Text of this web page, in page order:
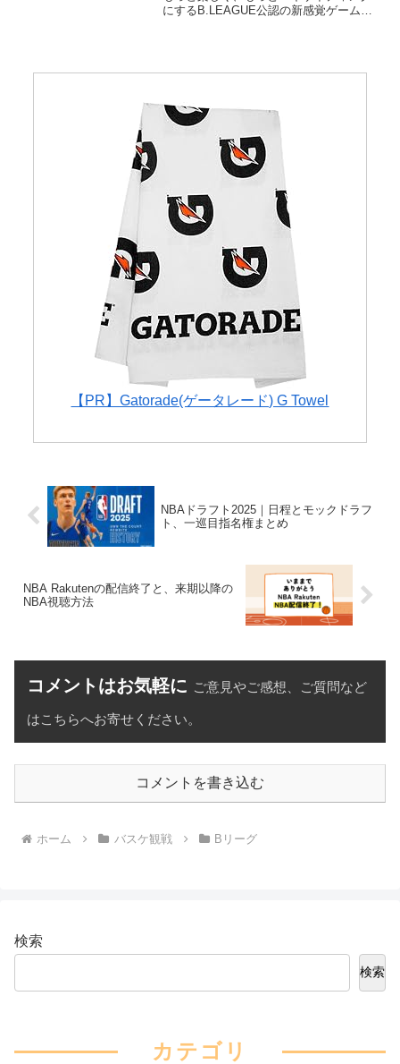
略ポイント
にするB.LEAGUE公認の新感覚ゲーム！
【PR】Gatorade(ゲータレード) G Towel
NBAドラフト2025｜日程とモックドラフ
ト、一巡目指名権まとめ
NBA Rakutenの配信終了と、来期以降の
NBA視聴方法
コメントはお気軽に ご意見やご感想、ご質問など
はこちらへお寄せください。
コメントを書き込む
ホーム バスケ観戦 Bリーグ
検索
検索
カテゴリ